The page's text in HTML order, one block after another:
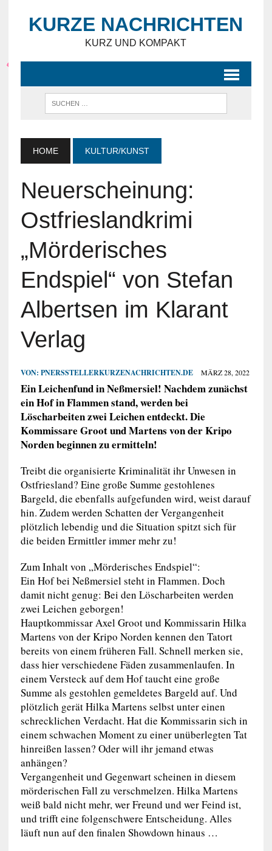
KURZE NACHRICHTEN
KURZ UND KOMPAKT
HOME KULTUR/KUNST
Neuerscheinung:
Ostfrieslandkrimi
„Mörderisches
Endspiel“ von Stefan
Albertsen im Klarant
Verlag
VON: PNERSSTELLERKURZENACHRICHTEN.DE MÄRZ 28, 2022
Ein Leichenfund in Neßmersiel! Nachdem zunächst
ein Hof in Flammen stand, werden bei
Löscharbeiten zwei Leichen entdeckt. Die
Kommissare Groot und Martens von der Kripo
Norden beginnen zu ermitteln!
Treibt die organisierte Kriminalität ihr Unwesen in
Ostfriesland? Eine große Summe gestohlenes
Bargeld, die ebenfalls aufgefunden wird, weist darauf
hin. Zudem werden Schatten der Vergangenheit
plötzlich lebendig und die Situation spitzt sich für
die beiden Ermittler immer mehr zu!
Zum Inhalt von „Mörderisches Endspiel“:
Ein Hof bei Neßmersiel steht in Flammen. Doch
damit nicht genug: Bei den Löscharbeiten werden
zwei Leichen geborgen!
Hauptkommissar Axel Groot und Kommissarin Hilka
Martens von der Kripo Norden kennen den Tatort
bereits von einem früheren Fall. Schnell merken sie,
dass hier verschiedene Fäden zusammenlaufen. In
einem Versteck auf dem Hof taucht eine große
Summe als gestohlen gemeldetes Bargeld auf. Und
plötzlich gerät Hilka Martens selbst unter einen
schrecklichen Verdacht. Hat die Kommissarin sich in
einem schwachen Moment zu einer unüberlegten Tat
hinreißen lassen? Oder will ihr jemand etwas
anhängen?
Vergangenheit und Gegenwart scheinen in diesem
mörderischen Fall zu verschmelzen. Hilka Martens
weiß bald nicht mehr, wer Freund und wer Feind ist,
und trifft eine folgenschwere Entscheidung. Alles
läuft nun auf den finalen Showdown hinaus …